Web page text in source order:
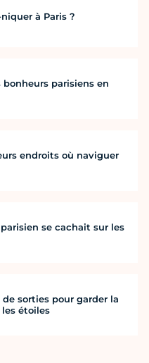
à Paris ?
bonheurs parisiens en
endroits où naviguer
parisien se cachait sur les
de sorties pour garder la
étoiles